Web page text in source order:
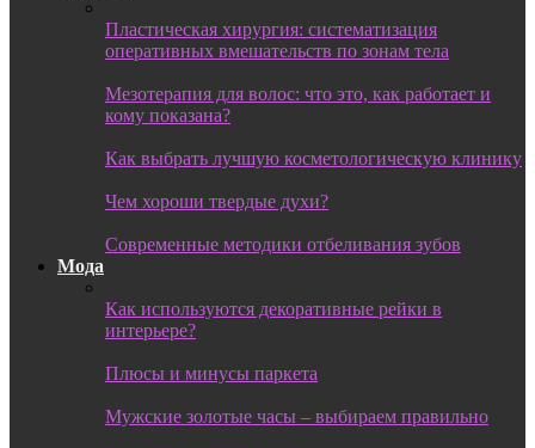
Пластическая хирургия: систематизация
оперативных вмешательств по зонам тела
Мезотерапия для волос: что это, как работает и
кому показана?
Как выбрать лучшую косметологическую клинику
Чем хороши твердые духи?
Современные методики отбеливания зубов
Мода
Как используются декоративные рейки в
интерьере?
Плюсы и минусы паркета
Мужские золотые часы – выбираем правильно